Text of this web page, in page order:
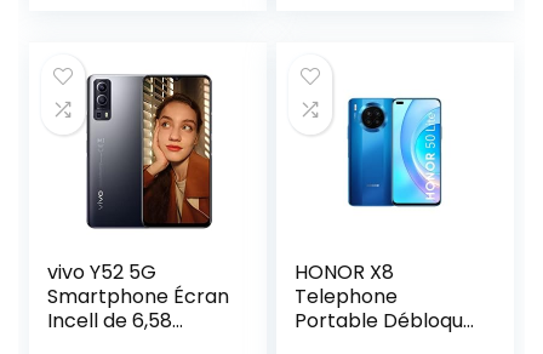
Inverse,Smartpho
ne Android 11,Écran
6,52’’ HD+,Face
ID+Empreinte
Digitale NFC GPS
vivo Y52 5G
Smartphone Écran
Incell de 6,58
HONOR X8
Telephone
Portable Débloqué